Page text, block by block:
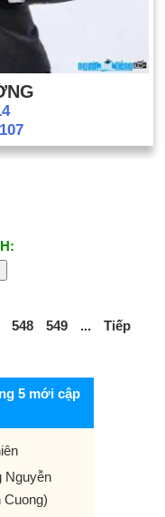
548 549 ... Tiếp
5 mới cập
Nguyễn
Cuong)